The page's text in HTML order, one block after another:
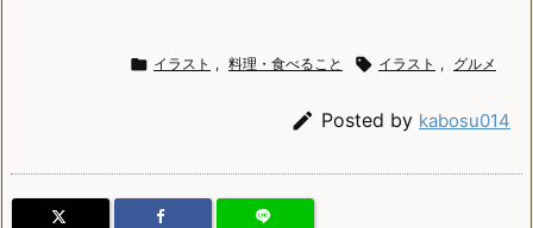
 イラスト , 料理・食べること  イラスト , グルメ
 Posted by kabosu014